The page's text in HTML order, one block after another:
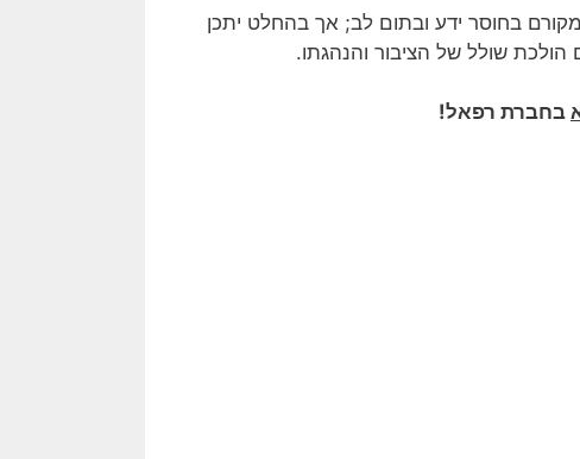
בחוסר ידע ובתום לב; אך בהחלט יתכן
שולל של הציבור והנהגתו.
בחברת רפאל!